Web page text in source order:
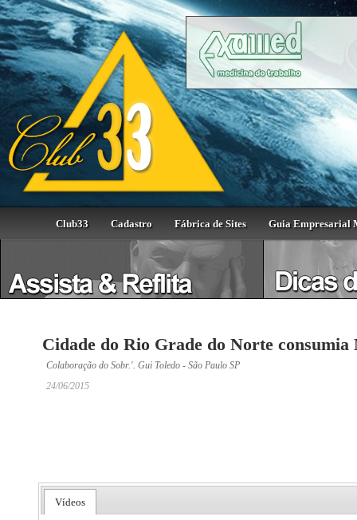
Club33 Cadastro Fábrica de Sites Guia Empresarial
Cidade do Rio Grade do Norte
Colaboração do Sobr.'. Gui Toledo - São Paulo SP
24/06/2015
Vídeos